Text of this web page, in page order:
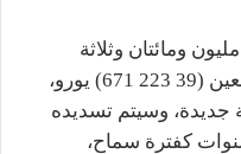
ومائتان وثلاثة
وعشرون ألف وستمائة وواحد وسبعين (39 223 671) يورو،
1 817 000 000 أوقية جديدة، وسيتم تسديده
25 سنة من ضمنها 10 سنوات كفترة سماح،